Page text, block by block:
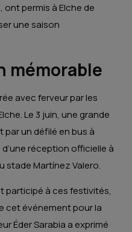
ont permis à Elche de
une saison
mémorable
avec ferveur par les
Le 3 juin, une grande
un défilé en bus à
réception officielle à
stade Martínez Valero.
participé à ces festivités,
cet événement pour la
Éder Sarabia a exprimé